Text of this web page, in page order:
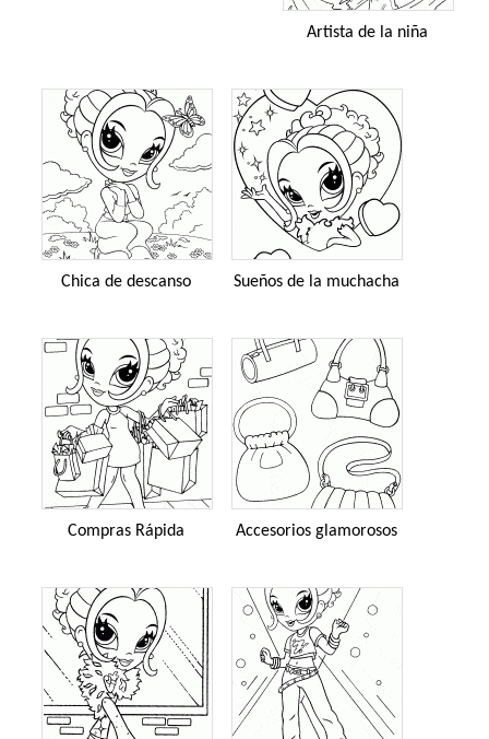
Artista de la niña
Chica de descanso Sueños de la muchacha
Compras Rápida Accesorios glamorosos